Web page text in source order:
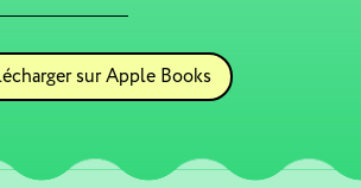
sur Apple Books